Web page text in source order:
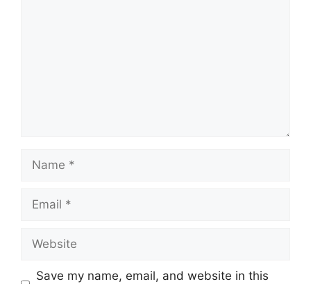
Name
Email
Website
Save my name, email, and website in this